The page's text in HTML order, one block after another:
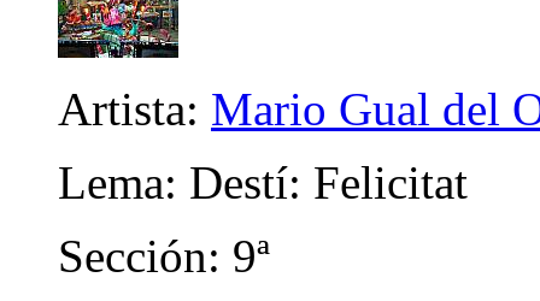
Artista: Mario Gual del
Lema: Destí: Felicitat
Sección: 9ª